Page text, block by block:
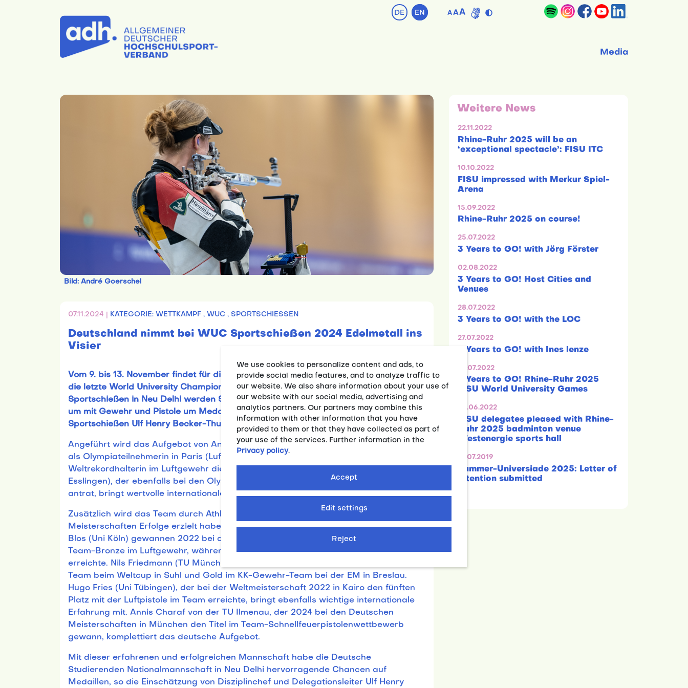
DE EN A AA
Media
Bild: André Goerschel
07.11.2024 | KATEGORIE: WETTKAMPF , WUC , SPORTSCHIESSEN
Deutschland nimmt bei WUC Sportschießen 2024 Edelmetall ins
Visier
Vom 9. bis 13. November findet für die Deutsche Studierenden Nationalmannschaft
die letzte World University Championship des Jahres 2024 statt. Bei der WUC
Sportschießen in Neu Delhi werden Studierende aus 25 Nationen in Indien erwartet,
um mit Gewehr und Pistole um Medaillen zu schießen. adh-Disziplinchef
Sportschießen Ulf Henry Becker-Thurmann tritt die Reise durchaus zuversichtlich an.
Angeführt wird das Aufgebot von Anna Janßen (HS Weihenstephan-Triesdorf), die
als Olympiateilnehmerin in Paris (Luftgewehr, Luftgewehr Mix, KK-Gewehr) sowie als
Weltrekordhalterin im Luftgewehr die Favoritenrolle trägt. Auch Robin Walter (HS
Esslingen), der ebenfalls bei den Olympischen Spielen in Paris mit der Luftpistole
antrat, bringt wertvolle internationale Erfahrung mit.
Zusätzlich wird das Team durch Athleten verstärkt, die bereits bei internationalen
Meisterschaften Erfolge erzielt haben. Franka Janßen (TU Dortmund) und Michelle
Blos (Uni Köln) gewannen 2022 bei der Europameisterschaft in Hamar (Norwegen)
Team-Bronze im Luftgewehr, während Bastian Blos (Uni Köln) dort den fünften Platz
erreichte. Nils Friedmann (TU München) sicherte sich 2022 Bronze im KK-Gewehr-
Team beim Weltcup in Suhl und Gold im KK-Gewehr-Team bei der EM in Breslau.
Hugo Fries (Uni Tübingen), der bei der Weltmeisterschaft 2022 in Kairo den fünften
Platz mit der Luftpistole im Team erreichte, bringt ebenfalls wichtige internationale
Erfahrung mit. Annis Charaf von der TU Ilmenau, der 2024 bei den Deutschen
Meisterschaften in München den Titel im Team-Schnellfeuerpistolenwettbewerb
gewann, komplettiert das deutsche Aufgebot.
Mit dieser erfahrenen und erfolgreichen Mannschaft habe die Deutsche
Studierenden Nationalmannschaft in Neu Delhi hervorragende Chancen auf
Medaillen, so die Einschätzung von Disziplinchef und Delegationsleiter Ulf Henry
Weitere News
22.11.2022
Rhine-Ruhr 2025 will be an
‘exceptional spectacle’: FISU ITC
10.10.2022
FISU impressed with Merkur Spiel-
Arena
15.09.2022
Rhine-Ruhr 2025 on course!
25.07.2022
3 Years to GO! with Jörg Förster
02.08.2022
3 Years to GO! Host Cities and
Venues
28.07.2022
3 Years to GO! with the LOC
27.07.2022
3 Years to GO! with Ines lenze
22.07.2022
3 Years to GO! Rhine-Ruhr 2025
FISU World University Games
20.06.2022
FISU delegates pleased with Rhine-
Ruhr 2025 badminton venue
Westenergie sports hall
15.07.2019
Summer-Universiade 2025: Letter of
Intention submitted
We use cookies to personalize content and ads, to
provide social media features, and to analyze traffic to
our website. We also share information about your use of
our website with our social media, advertising and
analytics partners. Our partners may combine this
information with other information that you have
provided to them or that they have collected as part of
your use of the services. Further information in the
Privacy policy.
Edit settings
Reject
Accept